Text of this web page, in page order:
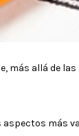
más allá de
aspectos más